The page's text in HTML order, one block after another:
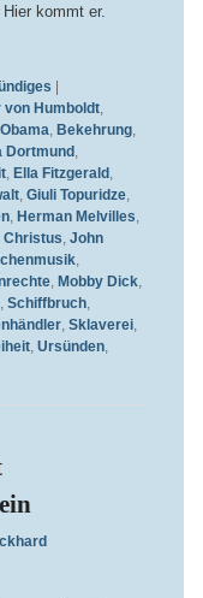
kommt er.
|
von Humboldt,
Bekehrung,
Dortmund,
, Ella Fitzgerald,
, Giuli Topuridze,
, Herman Melvilles
Christus John
,
, Mobby Dick,
Schiffbruch,
, Sklaverei,
, Ursünden,